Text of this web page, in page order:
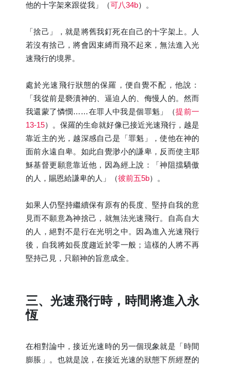
他的十字架來跟從我」（可八34b）。
「捨己」，就是將舊我釘死在自己的十字架上。人
若沒有捨己，將會因束縛而飛不起來，無法進入光
速飛行的境界。
處於光速飛行狀態的保羅，便自覺不配，他說：
「我從前是褻瀆神的、逼迫人的、侮慢人的。然而
我還蒙了憐憫……在罪人中我是個罪魁」（提前一
13-15）。保羅的生命就好像已接近光速飛行，越是
靠近主的光，越深感自己是「罪魁」，使他在神的
面前永遠自卑。如此自覺渺小的謙卑，反而使主耶
穌基督更願意靠近他，因為經上說：「神阻擋驕傲
的人，賜恩給謙卑的人」（彼前五5b）。
如果人仍堅持繼續保有原有的長度、堅持自我的意
見而不願意為神捨己，就無法光速飛行。自高自大
的人，絕對不是行在光明之中。因為進入光速飛行
後，自我將如長度趨近於零一般；這樣的人將不再
堅持己見，只願神的旨意成全。
三、光速飛行時，時間將進入永
恆
在相對論中，接近光速時的另一個現象就是「時間
膨脹」。也就是說，在接近光速的狀態下所經歷的